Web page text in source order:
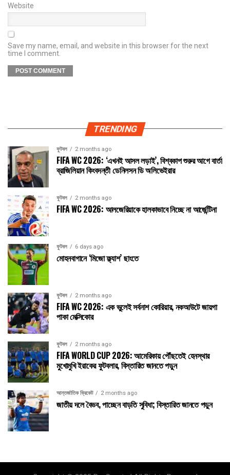
Website
Save my name, email, and website in this browser for the next
time I comment.
TRENDING
ফুটবল 2 months ago
FIFA WC 2026: ‘এখনই আসল লড়াই’, বিশ্বকাপ শুরুর আগে বার্তা
ব্রাজিলিয়ান কিংবদন্তী ডেনিলসন ডি অলিভেইরার
ফুটবল 2 months ago
FIFA WC 2026: আলজেরিয়াকে হালকাভাবে নিচ্ছে না আর্জেন্টিনা
ফুটবল 6 days ago
মোহনবাগানে ‘মিজো ফ্ল্যাশ’ ছাংতে
ফুটবল 2 months ago
FIFA WC 2026: এক ভুলেই সর্বনাশ কোরিয়ার, নকআউটে জায়গা
পাকা মেক্সিকোর
ফুটবল 2 months ago
FIFA WORLD CUP 2026: আমেরিকায় পৌঁছতেই হেনস্থার
মুখোমুখি ইরাকের ফুটবলার, বিস্তারিত জানতে পড়ুন
আন্তর্জাতিক ক্রিকেট 2 months ago
জাতীয় দলে বৈভব, পাচ্ছেন বাড়তি সুবিধা; বিস্তারিত জানতে পড়ুন